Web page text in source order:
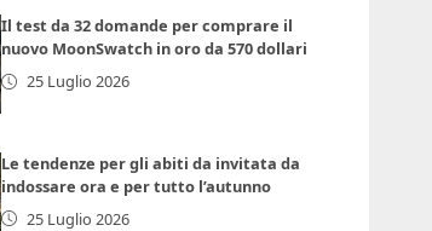
Il test da 32 domande per comprare il
nuovo MoonSwatch in oro da 570 dollari
25 Luglio 2026
Le tendenze per gli abiti da invitata da
indossare ora e per tutto l’autunno
25 Luglio 2026